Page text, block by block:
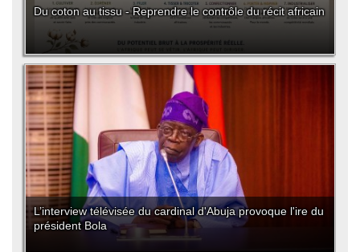
Du coton au tissu - Reprendre le contrôle du récit africain
L’interview télévisée du cardinal d'Abuja provoque l'ire du
président Bola